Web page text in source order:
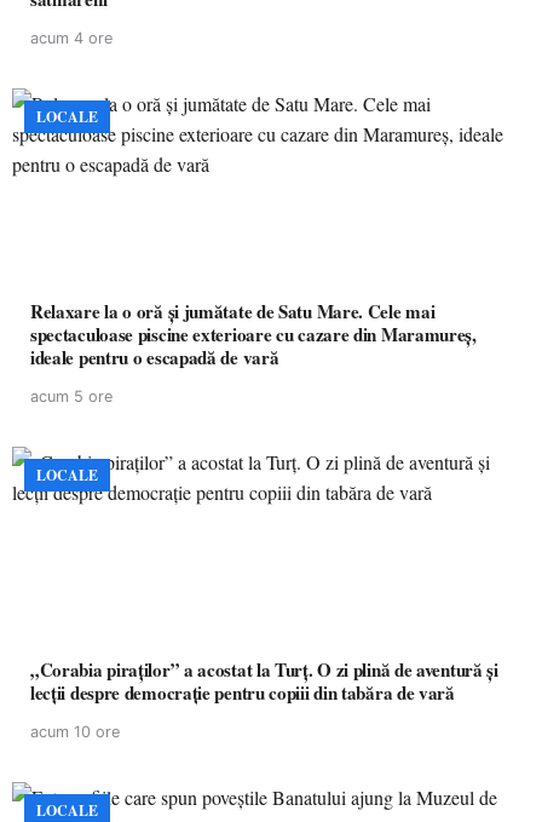
acum 4 ore
LOCALE
Relaxare la o oră și jumătate de Satu Mare. Cele mai
spectaculoase piscine exterioare cu cazare din Maramureș,
ideale pentru o escapadă de vară
acum 5 ore
LOCALE
„Corabia piraților” a acostat la Turț. O zi plină de aventură și
lecții despre democrație pentru copiii din tabăra de vară
acum 10 ore
LOCALE